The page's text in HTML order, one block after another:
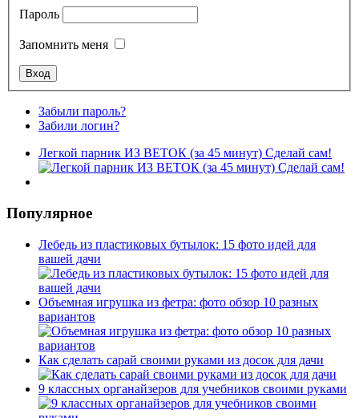
Пароль
Запомнить меня
Забыли пароль?
Забили логин?
Легкой парник ИЗ ВЕТОК (за 45 минут) Сделай сам!
Популярное
Лебедь из пластиковых бутылок: 15 фото идей для
вашей дачи
Объемная игрушка из фетра: фото обзор 10 разных
вариантов
Как сделать сарай своими руками из досок для дачи
9 классных органайзеров для учебников своими руками